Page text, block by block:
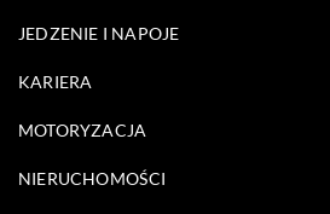
JEDZENIE I NAPOJE
KARIERA
MOTORYZACJA
NIERUCHOMOŚCI